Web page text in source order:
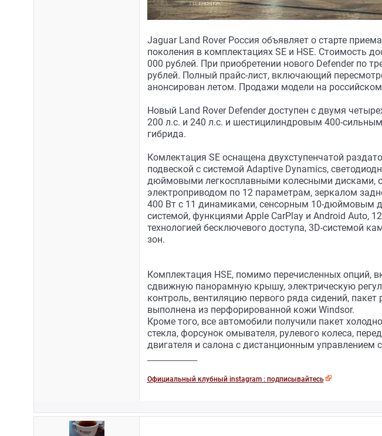
Jaguar Land Rover Россия объявляет о старте
поколения в комплектациях SE и HSE. Стоимость
000 рублей. При приобретении нового Defender по
рублей. Полный прайс-лист, включающий
анонсирован летом. Продажи модели на
Новый Land Rover Defender доступен с двумя
200 л.с. и 240 л.с. и шестицилиндровым 400-
гибрида.
Комлектация SE оснащена двухступенчатой
подвеской с системой Adaptive Dynamics,
дюймовыми легкосплавными колесными дисками,
электроприводом по 12 параметрам, зеркалом
400 Вт с 11 динамиками, сенсорным 10-дюймовым
системой, функциями Apple CarPlay и Android Auto,
технологией бесключевого доступа, 3D-системой
зон.
Комплектация HSE, помимо перечисленных
сдвижную панорамную крышу, электрическую
контроль, вентиляцию первого ряда сидений,
выполнена из перфорированной кожи Windsor.
Кроме того, все автомобили получили пакет
стекла, форсунок омывателя, рулевого колеса,
двигателя и салона с дистанционным управлением
Официальный клубный instagram : подписывайтесь